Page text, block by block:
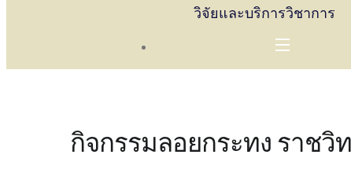
วิจัยและบริการวิชาการ
กิจกรรมลอยกระทง ราชวิ